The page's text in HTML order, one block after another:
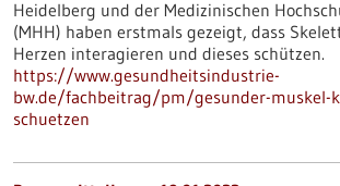
Heidelberg und der Medizinischen
(MHH) haben erstmals gezeigt, dass
Herzen interagieren und dieses schützen.
https://www.gesundheitsindustrie-
bw.de/fachbeitrag/pm/gesunder-muskel-
schuetzen